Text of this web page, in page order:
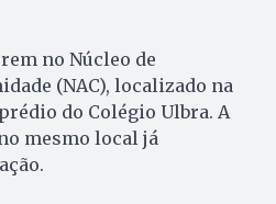
no Núcleo de
(NAC), localizado na
do Colégio Ulbra. A
mesmo local já